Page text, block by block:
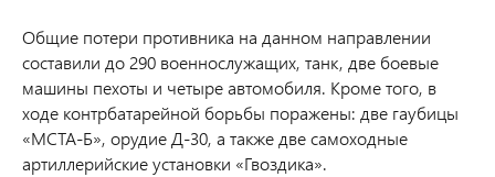
Общие потери противника на данном направлении
составили до 290 военнослужащих, танк, две боевые
машины пехоты и четыре автомобиля. Кроме того, в
ходе контрбатарейной борьбы поражены: две гаубицы
«МСТА-Б», орудие Д-30, а также две самоходные
артиллерийские установки «Гвоздика».